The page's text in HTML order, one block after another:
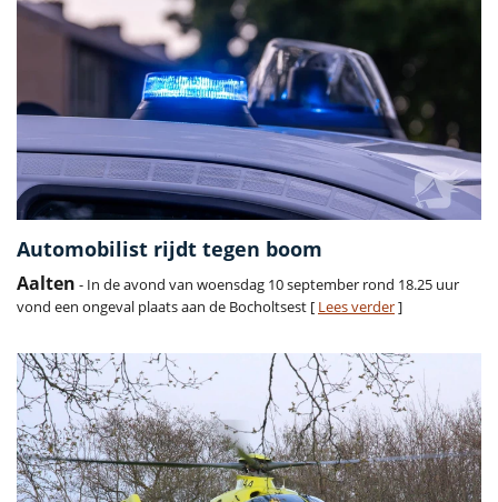
Automobilist rijdt tegen boom
Aalten - In de avond van woensdag 10 september rond 18.25 uur
vond een ongeval plaats aan de Bocholtsest [ Lees verder]